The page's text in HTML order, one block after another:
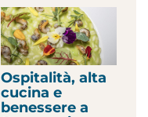
Ospitalità, alta
cucina e
benessere a